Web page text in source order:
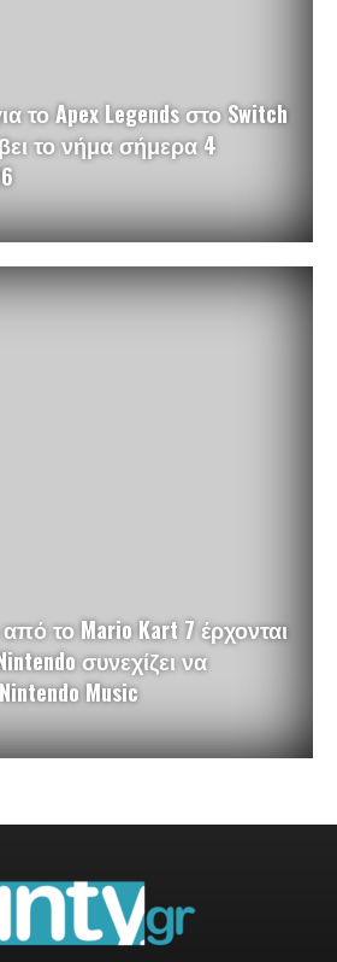
το Apex Legends στο Switch
το νήμα σήμερα 4
το Mario Kart 7 έρχονται
συνεχίζει να
Music